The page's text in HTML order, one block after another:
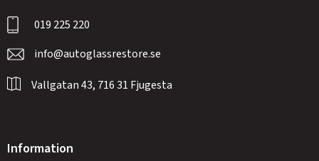
019 225 220
info@autoglassrestore.se
Vallgatan 43, 716 31 Fjugesta
Information